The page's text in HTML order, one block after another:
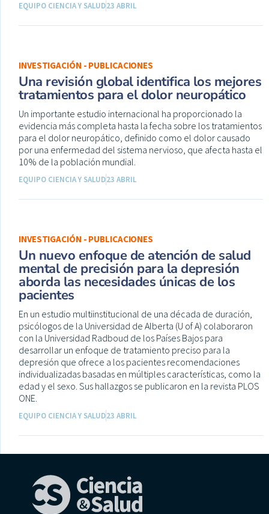
EQUIPO CIENCIA Y SALUD23 ABRIL
INVESTIGACIÓN - PUBLICACIONES
Una revisión global identifica los mejores
tratamientos para el dolor neuropático
Un importante estudio internacional ha proporcionado la
evidencia más completa hasta la fecha sobre los tratamientos
para el dolor neuropático, definido como el dolor causado
por una enfermedad del sistema nervioso, que afecta hasta el
10% de la población mundial.
EQUIPO CIENCIA Y SALUD23 ABRIL
INVESTIGACIÓN - PUBLICACIONES
Un nuevo enfoque de atención de salud
mental de precisión para la depresión
aborda las necesidades únicas de los
pacientes
En un estudio multiinstitucional de una década de duración,
psicólogos de la Universidad de Alberta (U of A) colaboraron
con la Universidad Radboud de los Países Bajos para
desarrollar un enfoque de tratamiento preciso para la
depresión que ofrece a los pacientes recomendaciones
individualizadas basadas en múltiples características, como la
edad y el sexo. Sus hallazgos se publicaron en la revista PLOS
ONE.
EQUIPO CIENCIA Y SALUD23 ABRIL